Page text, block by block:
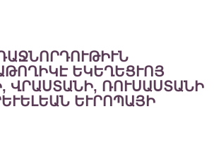
ԵԿԵՂԵՑՒՈՅ
ՎՐԱՍՏԱՆԻ, ՌՈՒՍԱՍՏԱՆԻ
ԵՒՐՈՊԱՅԻ